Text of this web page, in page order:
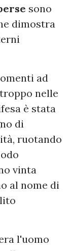
sono
dimostra
ad
nelle
è stata
di
ruotando
vinta
al nome di
l'uomo